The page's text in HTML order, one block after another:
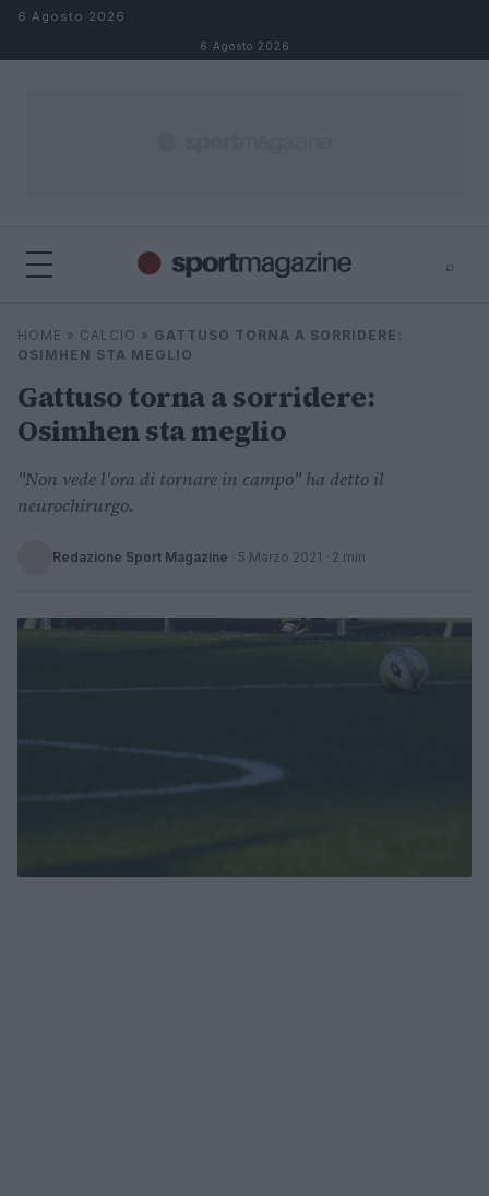
Salta al contenuto
6 Agosto 2026
6 Agosto 2026
⌕
Cerca
HOME » CALCIO » GATTUSO TORNA A SORRIDERE:
OSIMHEN STA MEGLIO
Gattuso torna a sorridere:
Osimhen sta meglio
"Non vede l'ora di tornare in campo" ha detto il
neurochirurgo.
Redazione Sport Magazine · 5 Marzo 2021 · 2 min